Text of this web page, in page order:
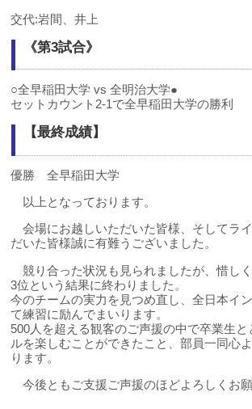
交代:岩間、井上
《第3試合》
○全早稲田大学 vs 全明治大学●
セットカウント2-1で全早稲田大学の勝利
【最終成績】
優勝 全早稲田大学
以上となっております。
会場にお越しいただいた皆様、そしてラ
だいた皆様誠に有難うございました。
競り合った状況も見られましたが、惜し
3位という結果に終わりました。
今のチームの実力を見つめ直し、全日本イ
て練習に励んでまいります。
500人を超える観客のご声援の中で卒業生
ルを楽しむことができたこと、部員一同心
ります。
今後ともご支援ご声援のほどよろしくお願